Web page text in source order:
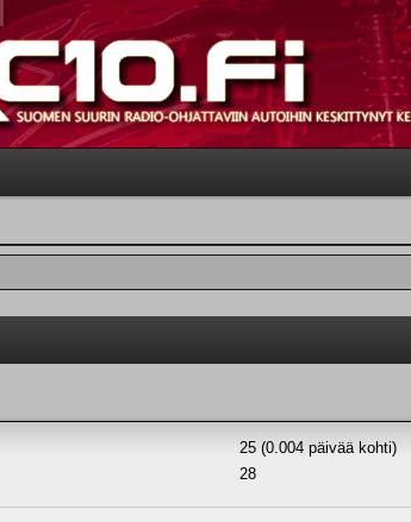
25 (0.004 päivää kohti)
28